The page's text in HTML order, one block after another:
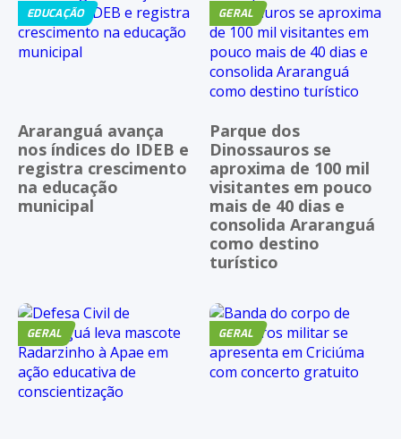
EDUCAÇÃO
Araranguá avança
nos índices do IDEB e
registra crescimento
na educação
municipal
GERAL
Parque dos
Dinossauros se
aproxima de 100 mil
visitantes em pouco
mais de 40 dias e
consolida Araranguá
como destino
turístico
GERAL GERAL